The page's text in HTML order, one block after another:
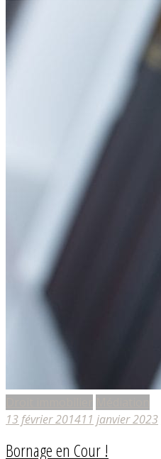
13 février 201411 janvier 2023
Bornage en Cour !